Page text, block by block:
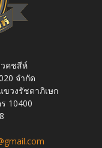
คชสีห์
จำกัด
วงรัชดาภิเษก
10400